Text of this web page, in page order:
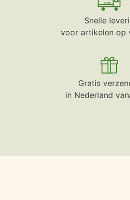
Snelle
voor artikelen op
Gratis
in Nederland